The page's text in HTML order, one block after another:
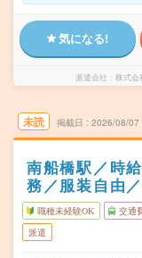
気になる!
派遣会社 株式会
未読 掲載日 2026/08/07
南船橋駅／時
務／服装自由
職種未経験OK 交通
派遣